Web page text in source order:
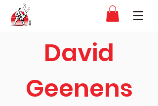
David
Geenens